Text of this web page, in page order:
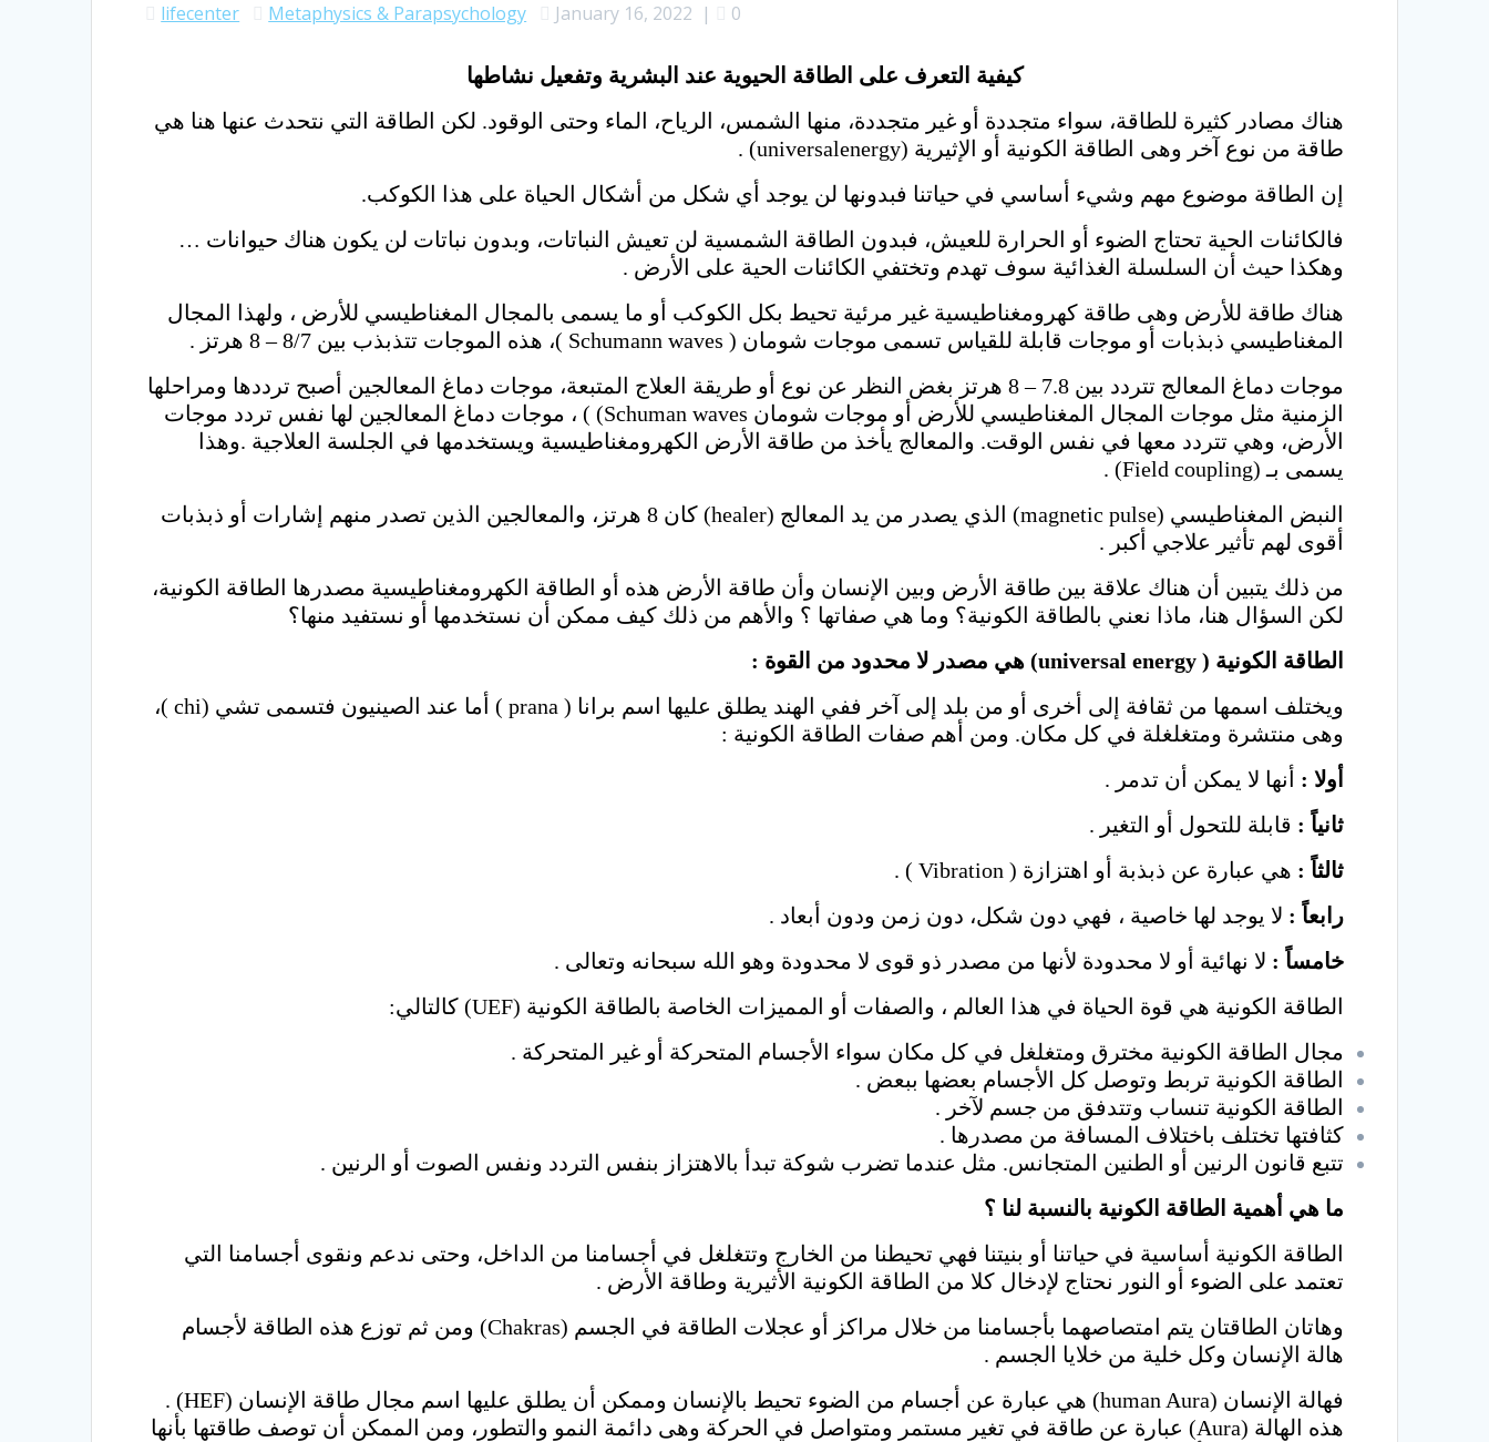
lifecenter Metaphysics & Parapsychology January 16, 2022 | 0
كيفية التعرف على الطاقة الحيوية عند البشرية وتفعيل نشاطها
هناك مصادر كثيرة للطاقة، سواء متجددة أو غير متجددة، منها الشمس، الرياح، الماء وحتى الوقود. لكن الطاقة التي نتحدث عنها هنا هي
طاقة من نوع آخر وهى الطاقة الكونية أو الإثيرية (universalenergy) .
إن الطاقة موضوع مهم وشيء أساسي في حياتنا فبدونها لن يوجد أي شكل من أشكال الحياة على هذا الكوكب.
فالكائنات الحية تحتاج الضوء أو الحرارة للعيش، فبدون الطاقة الشمسية لن تعيش النباتات، وبدون نباتات لن يكون هناك حيوانات …
وهكذا حيث أن السلسلة الغذائية سوف تهدم وتختفي الكائنات الحية على الأرض .
هناك طاقة للأرض وهى طاقة كهرومغناطيسية غير مرئية تحيط بكل الكوكب أو ما يسمى بالمجال المغناطيسي للأرض ، ولهذا المجال
المغناطيسي ذبذبات أو موجات قابلة للقياس تسمى موجات شومان ( Schumann waves )، هذه الموجات تتذبذب بين 8/7 – 8 هرتز .
موجات دماغ المعالج تتردد بين 7.8 – 8 هرتز بغض النظر عن نوع أو طريقة العلاج المتبعة، موجات دماغ المعالجين أصبح ترددها ومراحلها
الزمنية مثل موجات المجال المغناطيسي للأرض أو موجات شومان Schuman waves) ) ، موجات دماغ المعالجين لها نفس تردد موجات
الأرض، وهي تتردد معها في نفس الوقت. والمعالج يأخذ من طاقة الأرض الكهرومغناطيسية ويستخدمها في الجلسة العلاجية .وهذا
يسمى بـ (Field coupling) .
النبض المغناطيسي (magnetic pulse) الذي يصدر من يد المعالج (healer) كان 8 هرتز، والمعالجين الذين تصدر منهم إشارات أو ذبذبات
أقوى لهم تأثير علاجي أكبر .
من ذلك يتبين أن هناك علاقة بين طاقة الأرض وبين الإنسان وأن طاقة الأرض هذه أو الطاقة الكهرومغناطيسية مصدرها الطاقة الكونية،
لكن السؤال هنا، ماذا نعني بالطاقة الكونية؟ وما هي صفاتها ؟ والأهم من ذلك كيف ممكن أن نستخدمها أو نستفيد منها؟
الطاقة الكونية (universal energy) هي مصدر لا محدود من القوة :
ويختلف اسمها من ثقافة إلى أخرى أو من بلد إلى آخر ففي الهند يطلق عليها اسم برانا ( prana ) أما عند الصينيون فتسمى تشي (chi )،
وهى منتشرة ومتغلغلة في كل مكان. ومن أهم صفات الطاقة الكونية :
أولا : أنها لا يمكن أن تدمر .
ثانياً : قابلة للتحول أو التغير .
ثالثاً : هي عبارة عن ذبذبة أو اهتزازة ( Vibration ) .
رابعاً : لا يوجد لها خاصية ، فهي دون شكل، دون زمن ودون أبعاد .
خامساً : لا نهائية أو لا محدودة لأنها من مصدر ذو قوى لا محدودة وهو الله سبحانه وتعالى .
الطاقة الكونية هي قوة الحياة في هذا العالم ، والصفات أو المميزات الخاصة بالطاقة الكونية (UEF) كالتالي:
مجال الطاقة الكونية مخترق ومتغلغل في كل مكان سواء الأجسام المتحركة أو غير المتحركة .
الطاقة الكونية تربط وتوصل كل الأجسام بعضها ببعض .
الطاقة الكونية تنساب وتتدفق من جسم لآخر .
كثافتها تختلف باختلاف المسافة من مصدرها .
تتبع قانون الرنين أو الطنين المتجانس. مثل عندما تضرب شوكة تبدأ بالاهتزاز بنفس التردد ونفس الصوت أو الرنين .
ما هي أهمية الطاقة الكونية بالنسبة لنا ؟
الطاقة الكونية أساسية في حياتنا أو بنيتنا فهي تحيطنا من الخارج وتتغلغل في أجسامنا من الداخل، وحتى ندعم ونقوى أجسامنا التي
تعتمد على الضوء أو النور نحتاج لإدخال كلا من الطاقة الكونية الأثيرية وطاقة الأرض .
وهاتان الطاقتان يتم امتصاصهما بأجسامنا من خلال مراكز أو عجلات الطاقة في الجسم (Chakras) ومن ثم توزع هذه الطاقة لأجسام
هالة الإنسان وكل خلية من خلايا الجسم .
فهالة الإنسان (human Aura) هي عبارة عن أجسام من الضوء تحيط بالإنسان وممكن أن يطلق عليها اسم مجال طاقة الإنسان (HEF) .
هذه الهالة (Aura) عبارة عن طاقة في تغير مستمر ومتواصل في الحركة وهى دائمة النمو والتطور، ومن الممكن أن توصف طاقتها بأنها